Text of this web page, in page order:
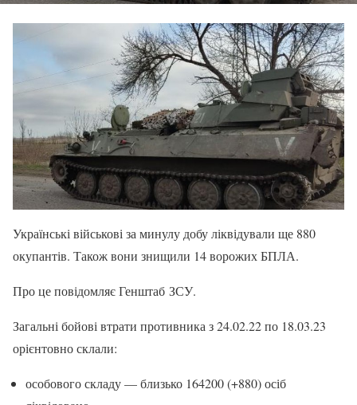
Українські військові за минулу добу ліквідували ще 880
окупантів. Також вони знищили 14 ворожих БПЛА.
Про це повідомляє Генштаб ЗСУ.
Загальні бойові втрати противника з 24.02.22 по 18.03.23
орієнтовно склали:
особового складу — близько 164200 (+880) осіб